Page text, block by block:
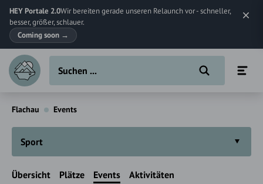
HEY Portale 2.0Wir bereiten gerade unseren Relaunch vor - schneller,
besser, größer, schlauer.
Coming soon →
Flachau Events
Sport
Übersicht Plätze Events Aktivitäten